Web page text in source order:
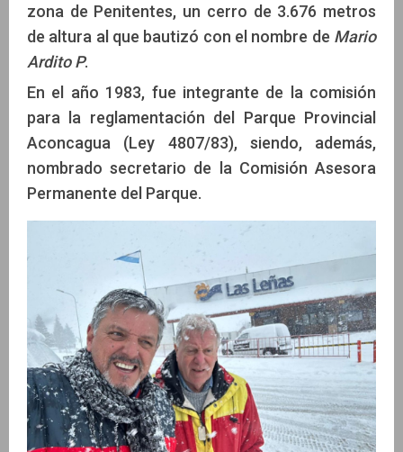
zona de Penitentes, un cerro de 3.676 metros
de altura al que bautizó con el nombre de Mario
Ardito P.
En el año 1983, fue integrante de la comisión
para la reglamentación del Parque Provincial
Aconcagua (Ley 4807/83), siendo, además,
nombrado secretario de la Comisión Asesora
Permanente del Parque.